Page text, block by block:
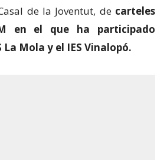
de la Joventut, de carteles
en el que ha participado
Mola y el IES Vinalopó.